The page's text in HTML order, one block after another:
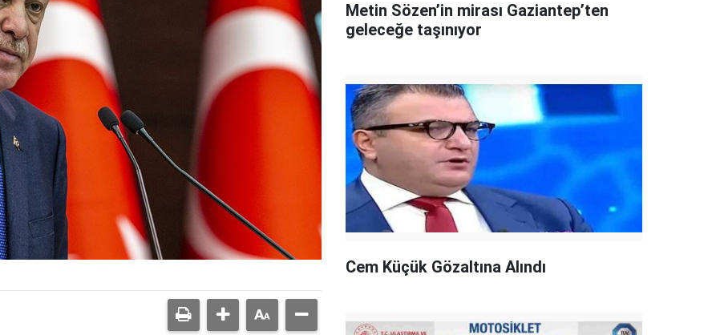
Metin Sözen’in mirası Gaziantep’ten
geleceğe taşınıyor
Cem Küçük Gözaltına Alındı